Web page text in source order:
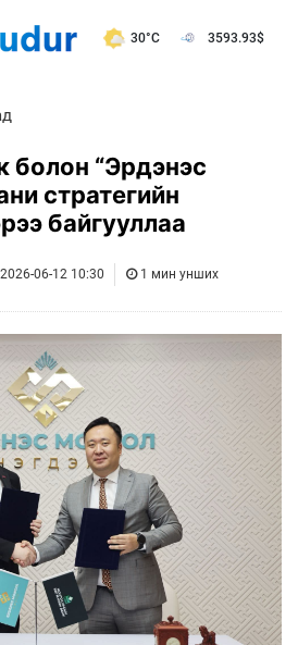
30°C 3593.93$
болон “Эрдэнэс
стратегийн
байгууллаа
2026-06-12 10:30 1 мин унших